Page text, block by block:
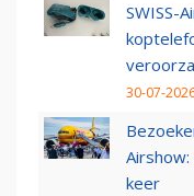
SWISS-
30-07-
keer